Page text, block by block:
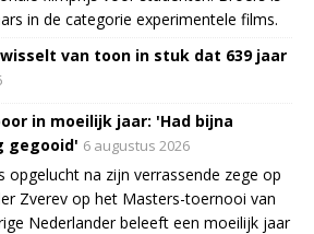
in de categorie experimentele films.
van toon in stuk dat 639 jaar
in moeilijk jaar: 'Had bijna
gegooid' 6 augustus 2026
opgelucht na zijn verrassende zege op
Zverev op het Masters-toernooi van
Nederlander beleeft een moeilijk jaar